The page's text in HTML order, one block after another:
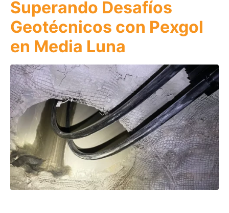
Superando Desafíos
Geotécnicos con Pexgol
en Media Luna